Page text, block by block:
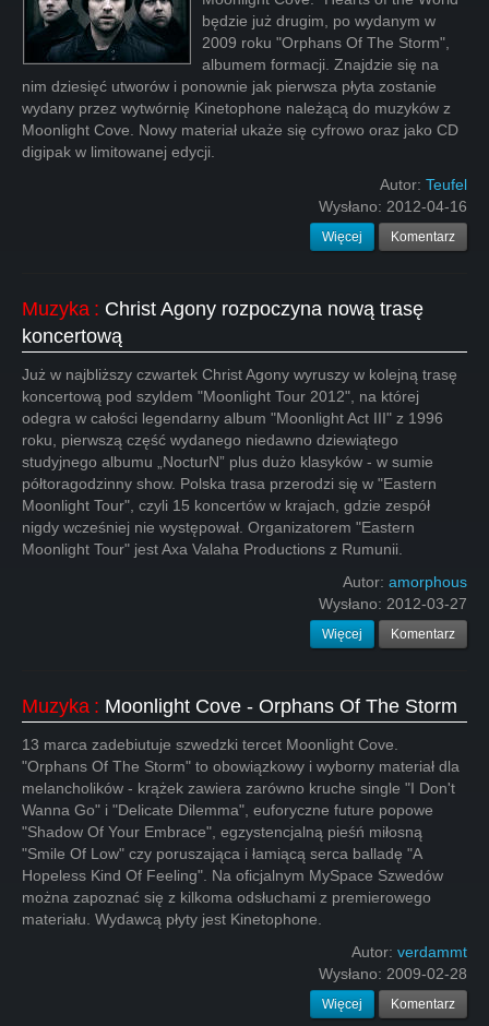
będzie już drugim, po wydanym w
2009 roku "Orphans Of The Storm",
albumem formacji. Znajdzie się na
nim dziesięć utworów i ponownie jak pierwsza płyta zostanie
wydany przez wytwórnię Kinetophone należącą do muzyków z
Moonlight Cove. Nowy materiał ukaże się cyfrowo oraz jako CD
digipak w limitowanej edycji.
Autor: Teufel
Wysłano: 2012-04-16
Więcej Komentarz
Muzyka : Christ Agony rozpoczyna nową trasę
koncertową
Już w najbliższy czwartek Christ Agony wyruszy w kolejną trasę
koncertową pod szyldem "Moonlight Tour 2012", na której
odegra w całości legendarny album "Moonlight Act III" z 1996
roku, pierwszą część wydanego niedawno dziewiątego
studyjnego albumu „NocturN” plus dużo klasyków - w sumie
półtoragodzinny show. Polska trasa przerodzi się w "Eastern
Moonlight Tour", czyli 15 koncertów w krajach, gdzie zespół
nigdy wcześniej nie występował. Organizatorem "Eastern
Moonlight Tour" jest Axa Valaha Productions z Rumunii.
Autor: amorphous
Wysłano: 2012-03-27
Więcej Komentarz
Muzyka : Moonlight Cove - Orphans Of The Storm
13 marca zadebiutuje szwedzki tercet Moonlight Cove.
"Orphans Of The Storm" to obowiązkowy i wyborny materiał dla
melancholików - krążek zawiera zarówno kruche single "I Don't
Wanna Go" i "Delicate Dilemma", euforyczne future popowe
"Shadow Of Your Embrace", egzystencjalną pieśń miłosną
"Smile Of Low" czy poruszająca i łamiącą serca balladę "A
Hopeless Kind Of Feeling". Na oficjalnym MySpace Szwedów
można zapoznać się z kilkoma odsłuchami z premierowego
materiału. Wydawcą płyty jest Kinetophone.
Autor: verdammt
Wysłano: 2009-02-28
Więcej Komentarz